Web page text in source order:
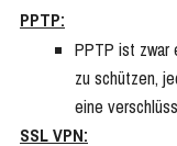
PPTP:
PPTP ist zwar
zu schützen,
eine
SSL VPN: